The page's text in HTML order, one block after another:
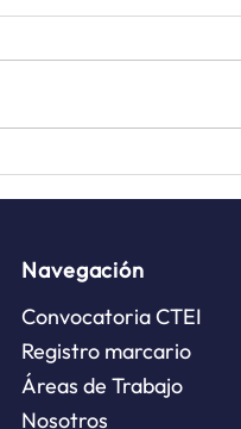
Edición Mayo 2026
Navegación
Convocatoria CTEI
Registro marcario
Áreas de Trabajo
Nosotros